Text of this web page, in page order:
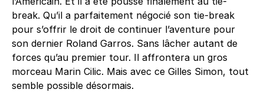
break. Qu’il a parfaitement négocié son tie-break
pour s’offrir le droit de continuer l’aventure pour
son dernier Roland Garros. Sans lâcher autant de
forces qu’au premier tour. Il affrontera un gros
morceau Marin Cilic. Mais avec ce Gilles Simon, tout
semble possible désormais.